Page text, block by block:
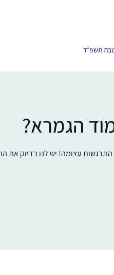
הגמרא?
עצומה! יש לנו בדיוק את